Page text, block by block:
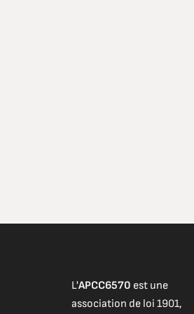
L'APCC6570 est une
association de loi 1901,